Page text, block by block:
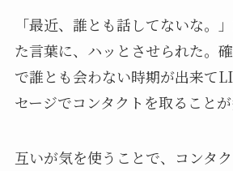
「最近、誰とも話してないな。
た言葉に、ハッとさせられた。
で誰とも会わない時期が出来て
セージでコンタクトを取ることが
互いが気を使うことで、コンタ